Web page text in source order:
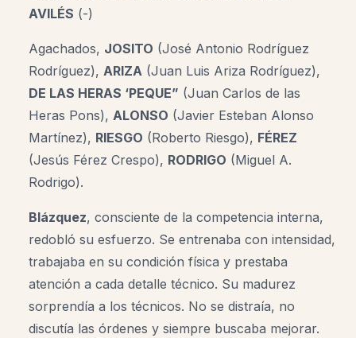
AVILÉS (-)
Agachados, JOSITO (José Antonio Rodríguez
Rodríguez), ARIZA (Juan Luis Ariza Rodríguez),
DE LAS HERAS ‘PEQUE” (Juan Carlos de las
Heras Pons), ALONSO (Javier Esteban Alonso
Martínez), RIESGO (Roberto Riesgo), FÉREZ
(Jesús Férez Crespo), RODRIGO (Miguel A.
Rodrigo).
Blázquez, consciente de la competencia interna,
redobló su esfuerzo. Se entrenaba con intensidad,
trabajaba en su condición física y prestaba
atención a cada detalle técnico. Su madurez
sorprendía a los técnicos. No se distraía, no
discutía las órdenes y siempre buscaba mejorar.